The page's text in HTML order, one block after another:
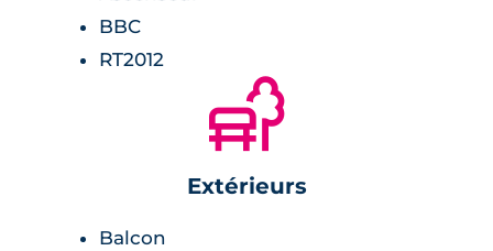
BBC
RT2012
🌲
Extérieurs
Balcon